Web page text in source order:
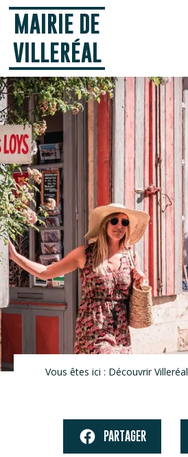
MAIRIE DE
VILLERÉAL
Vous êtes ici : Découvrir Villeréal
PARTAGER
Panneau de gestion des cookies